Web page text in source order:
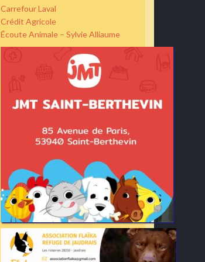
Carrefour Laval
Crédit Agricole
Écoute Animale – Sylvie Alliaume